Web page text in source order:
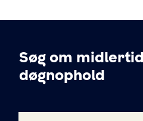
Søg om
døgnophold